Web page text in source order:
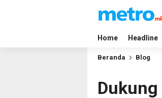
Home Headline
Beranda Blog